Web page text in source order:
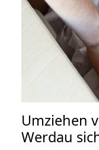
Umziehen
Werdau